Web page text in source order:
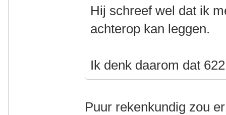
Hij schreef wel dat ik
achterop kan leggen.
Ik denk daarom dat
Puur rekenkundig zou